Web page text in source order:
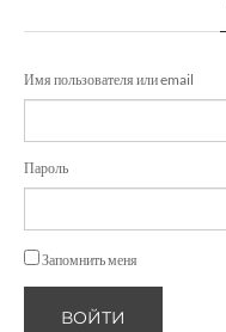
Имя пользователя или email
Пароль
Запомнить меня
ВОЙТИ